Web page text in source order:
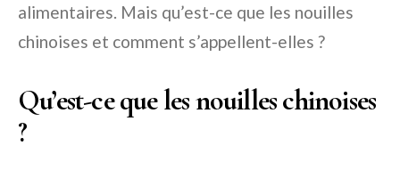
alimentaires. Mais qu’est-ce que les nouilles
chinoises et comment s’appellent-elles ?
Qu’est-ce que les nouilles chinoises
?